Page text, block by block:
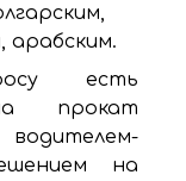
арабским.
есть
прокат
на